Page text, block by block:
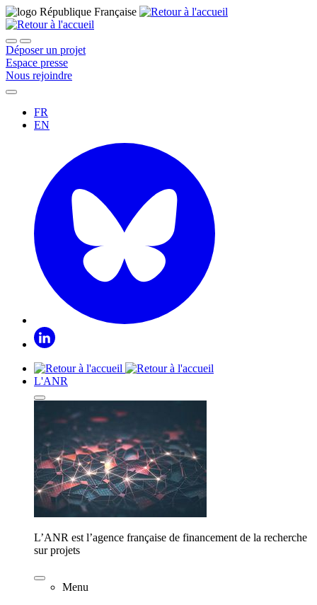
Déposer un projet
Espace presse
Nous rejoindre
FR
EN
L'ANR
L’ANR est l’agence française de financement de la recherche
sur projets
Menu